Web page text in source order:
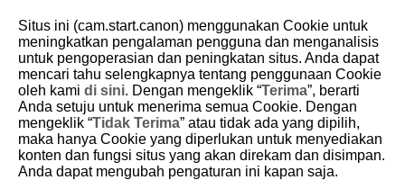
D388-165
Slide Show
You can play back the images on the card as an automatic slide show.
Situs ini (cam.start.canon) menggunakan Cookie untuk
meningkatkan pengalaman pengguna dan menganalisis
untuk pengoperasian dan peningkatan situs. Anda dapat
mencari tahu selengkapnya tentang penggunaan Cookie
oleh kami di sini. Dengan mengeklik “Terima”, berarti
Anda setuju untuk menerima semua Cookie. Dengan
mengeklik “Tidak Terima” atau tidak ada yang dipilih,
maka hanya Cookie yang diperlukan untuk menyediakan
konten dan fungsi situs yang akan direkam dan disimpan.
Anda dapat mengubah pengaturan ini kapan saja.